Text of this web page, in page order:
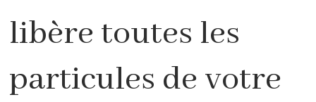
libère toutes les
particules de votre